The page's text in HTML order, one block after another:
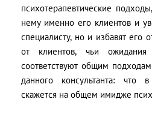
психотерапевтические
нему именно его клиентов и
специалисту, но и избавят его
от клиентов, чьи
соответствуют общим
данного консультанта: что
скажется на общем имидже